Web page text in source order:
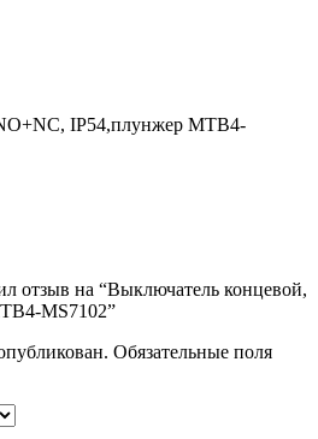
IP54,плунжер MTB4-
отзыв на “Выключатель концевой,
MS7102”
Обязательные поля